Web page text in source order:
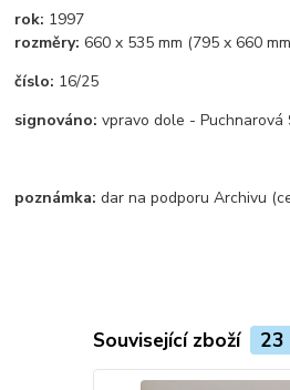
rok: 1997
rozměry: 660 x 535 mm (795 x 660
číslo: 16/25
signováno: vpravo dole - Puchnarová
poznámka: dar na podporu Archivu
Související zboží 23